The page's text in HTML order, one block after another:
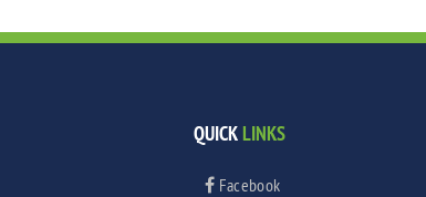
QUICKLINKS
Facebook